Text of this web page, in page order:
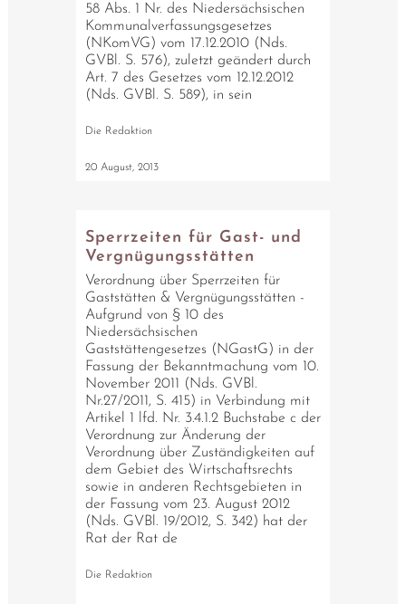
58 Abs. 1 Nr. des Niedersächsischen
Kommunalverfassungsgesetzes
(NKomVG) vom 17.12.2010 (Nds.
GVBl. S. 576), zuletzt geändert durch
Art. 7 des Gesetzes vom 12.12.2012
(Nds. GVBl. S. 589), in sein
Die Redaktion
20 August, 2013
Sperrzeiten für Gast- und
Vergnügungsstätten
Verordnung über Sperrzeiten für
Gaststätten & Vergnügungsstätten -
Aufgrund von § 10 des
Niedersächsischen
Gaststättengesetzes (NGastG) in der
Fassung der Bekanntmachung vom 10.
November 2011 (Nds. GVBl.
Nr.27/2011, S. 415) in Verbindung mit
Artikel 1 lfd. Nr. 3.4.1.2 Buchstabe c der
Verordnung zur Änderung der
Verordnung über Zuständigkeiten auf
dem Gebiet des Wirtschaftsrechts
sowie in anderen Rechtsgebieten in
der Fassung vom 23. August 2012
(Nds. GVBl. 19/2012, S. 342) hat der
Rat der Rat de
Die Redaktion